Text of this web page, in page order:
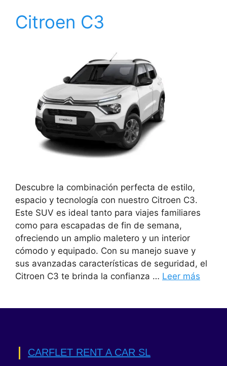
Citroen C3
Descubre la combinación perfecta de estilo,
espacio y tecnología con nuestro Citroen C3.
Este SUV es ideal tanto para viajes familiares
como para escapadas de fin de semana,
ofreciendo un amplio maletero y un interior
cómodo y equipado. Con su manejo suave y
sus avanzadas características de seguridad, el
Citroen C3 te brinda la confianza … Leer más
CARFLET RENT A CAR SL